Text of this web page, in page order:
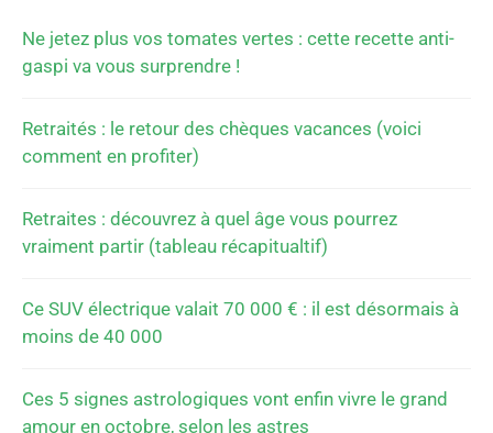
Ne jetez plus vos tomates vertes : cette recette anti-
gaspi va vous surprendre !
Retraités : le retour des chèques vacances (voici
comment en profiter)
Retraites : découvrez à quel âge vous pourrez
vraiment partir (tableau récapitualtif)
Ce SUV électrique valait 70 000 € : il est désormais à
moins de 40 000
Ces 5 signes astrologiques vont enfin vivre le grand
amour en octobre, selon les astres